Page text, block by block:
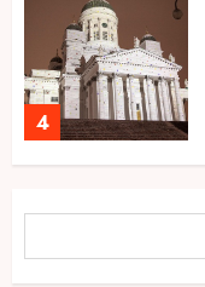
4